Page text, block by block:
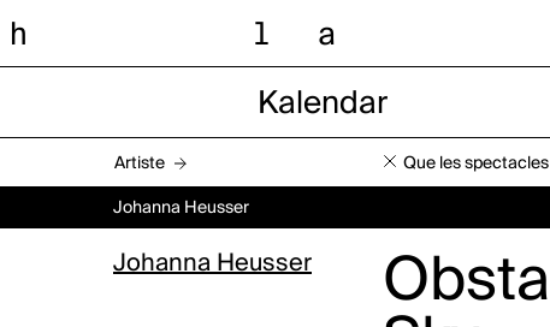
h l a
Kalendar
Artiste Que les
Johanna Heusser
Johanna Heusser